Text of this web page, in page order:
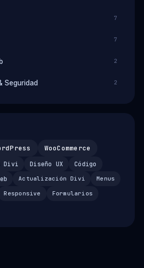
7
7
2
Seguridad 2
WooCommerce
Divi Diseño UX
Código
Actualización Divi Menus
Responsive Formularios